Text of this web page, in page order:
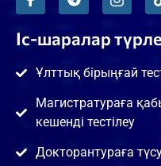
Іс-шаралар
Ұлттық бірыңғай
Магистратураға
кешенді тестілеу
Докторантураға